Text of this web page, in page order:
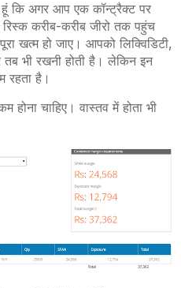
हूं कि अगर आप एक कॉन्ट्रैक्ट पर
करीब-करीब जीरो तक पहुंच
खत्म हो जाए। आपको लिक्विडिटी,
भी रखनी होती है। लेकिन इन
रहता है।
होना चाहिए। वास्तव में होता भी